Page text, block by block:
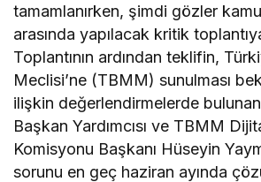
tamamlanırken, şimdi gözler
arasında yapılacak kritik
Toplantının ardından teklifin,
Meclisi’ne (TBMM) sunulması
ilişkin değerlendirmelerde
Başkan Yardımcısı ve TBMM
Komisyonu Başkanı Hüseyin
sorunu en geç haziran ayında